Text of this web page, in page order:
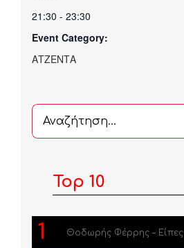
21:30 - 23:30
Event Category:
ΑΤΖΕΝΤΑ
Αναζήτηση
...
Top 10
1 Θοδωρής Φέρρης – Είπες